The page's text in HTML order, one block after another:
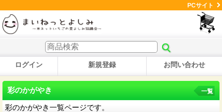
PCサイト
ログイン 新規登録 お問い合わせ
彩のかがやき
彩のかがやき一覧ページです。
一覧